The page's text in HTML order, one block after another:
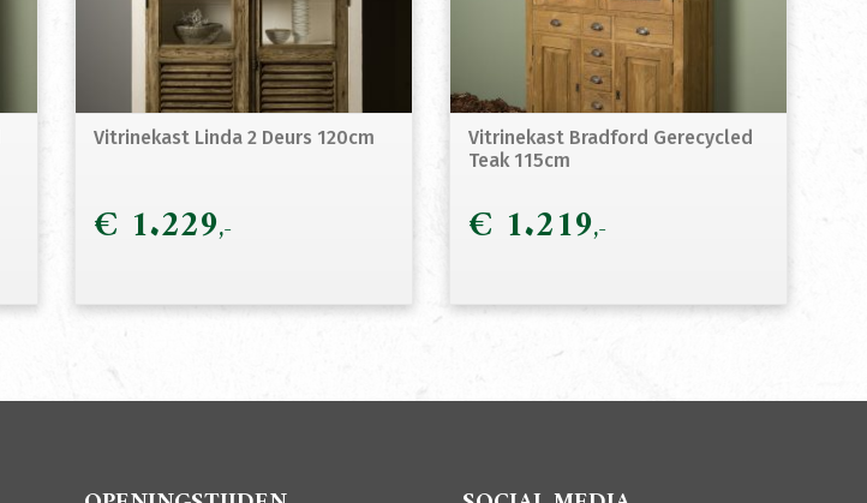
Vitrinekast Linda 2 Deurs 120cm
€ 1.229
Vitrinekast Bradford Gerecycled
Teak 115cm
€ 1.219